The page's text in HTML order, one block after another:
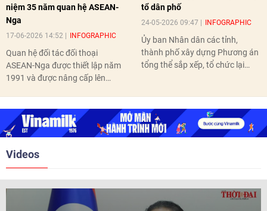
niệm 35 năm quan hệ ASEAN-
Nga
17-06-2026 14:52 INFOGRAPHIC
Quan hệ đối tác đối thoại
ASEAN-Nga được thiết lập năm
1991 và được nâng cấp lên
nghị Cấp cao vào các năm 2005,
2010, 2016, 2018, 2021.
tổ dân phố
24-05-2026 09:47 INFOGRAPHIC
Ủy ban Nhân dân các tỉnh,
thành phố xây dựng Phương án
tổng thể sắp xếp, tổ chức lại
Videos